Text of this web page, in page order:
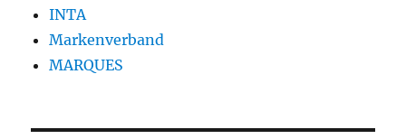
INTA
Markenverband
MARQUES